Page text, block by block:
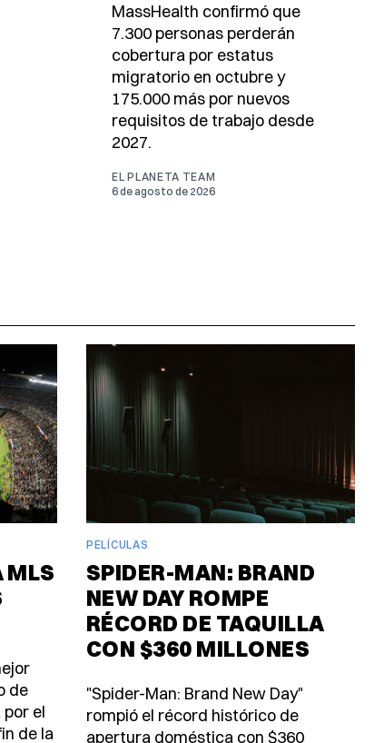
MassHealth confirmó que
7.300 personas perderán
cobertura por estatus
migratorio en octubre y
175.000 más por nuevos
requisitos de trabajo desde
2027.
EL PLANETA TEAM
6 de agosto de 2026
MLS
de
el
de la
PELÍCULAS
SPIDER-MAN: BRAND
NEW DAY ROMPE
RÉCORD DE TAQUILLA
CON $360 MILLONES
"Spider-Man: Brand New Day"
rompió el récord histórico de
apertura doméstica con $360